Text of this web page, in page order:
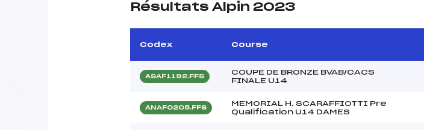
Résultats Alpin 2023
Codex Course
ASAF1192.FFS
COUPE DE BRONZE BVAB/CACS
FINALE U14
ANAF0205.FFS
MEMORIAL H. SCARAFFIOTTI Pre
Qualification U14 DAMES